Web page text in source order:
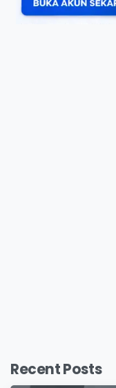
Recent Posts